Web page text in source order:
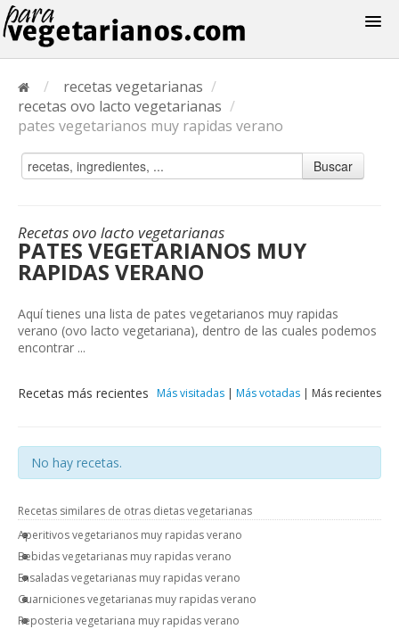
/ recetas vegetarianas /
recetas ovo lacto vegetarianas /
pates vegetarianos muy rapidas verano
Buscar
Recetas ovo lacto vegetarianas
PATES VEGETARIANOS MUY
RAPIDAS VERANO
Aquí tienes una lista de pates vegetarianos muy rapidas
verano (ovo lacto vegetariana), dentro de las cuales podemos
encontrar ...
Recetas más recientes Más visitadas | Más votadas | Más recientes
No hay recetas.
Recetas similares de otras dietas vegetarianas
Aperitivos vegetarianos muy rapidas verano
Bebidas vegetarianas muy rapidas verano
Ensaladas vegetarianas muy rapidas verano
Guarniciones vegetarianas muy rapidas verano
Reposteria vegetariana muy rapidas verano